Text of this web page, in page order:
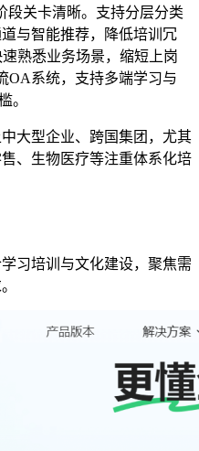
段关卡清晰。支持分层分类
与智能推荐，降低培训冗
熟悉业务场景，缩短上岗
OA系统，支持多端学习与
。
中大型企业、跨国集团，尤其
、生物医疗等注重体系化培
习培训与文化建设，聚焦需